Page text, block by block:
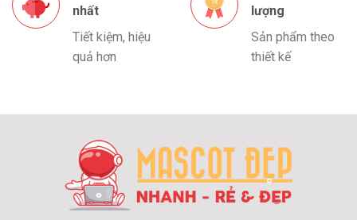
nhất
Tiết kiệm, hiệu
quả hơn
lượng
Sản phẩm theo
thiết kế